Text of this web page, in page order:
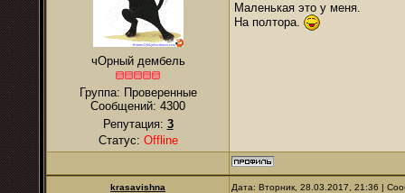
чОрный дембель
Группа: Проверенные
Сообщений: 4300
Репутация: 3
Статус: Offline
Маленькая это у меня.
На полтора.
krasavishna Дата: Вторник, 28.03.2017, 21:36 |